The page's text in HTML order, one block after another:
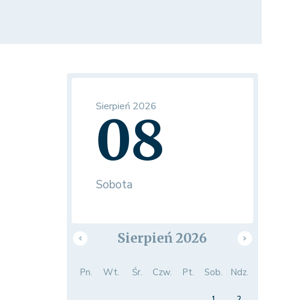
Sierpień 2026
08
Sobota
Sierpień 2026
Pn. Wt. Śr. Czw. Pt. Sob. Ndz.